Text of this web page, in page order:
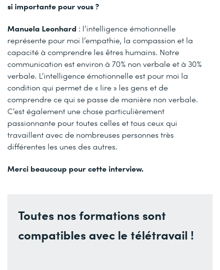
si importante pour vous ?
Manuela Leonhard : l’intelligence émotionnelle
représente pour moi l’empathie, la compassion et la
capacité à comprendre les êtres humains. Notre
communication est environ à 70% non verbale et à 30%
verbale. L’intelligence émotionnelle est pour moi la
condition qui permet de « lire » les gens et de
comprendre ce qui se passe de manière non verbale.
C’est également une chose particulièrement
passionnante pour toutes celles et tous ceux qui
travaillent avec de nombreuses personnes très
différentes les unes des autres.
Merci beaucoup pour cette interview.
Toutes nos formations sont
compatibles avec le télétravail !